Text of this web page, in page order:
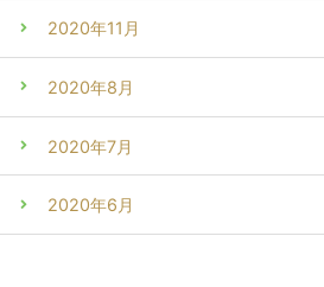
2020年11月
2020年8月
2020年7月
2020年6月